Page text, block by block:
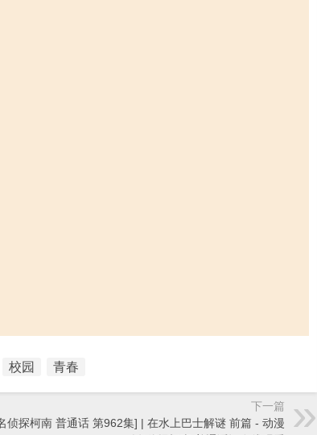
校园 青春
下一篇
侦探柯南 普通话 第962集] | 在水上巴士解谜 前篇 - 动漫